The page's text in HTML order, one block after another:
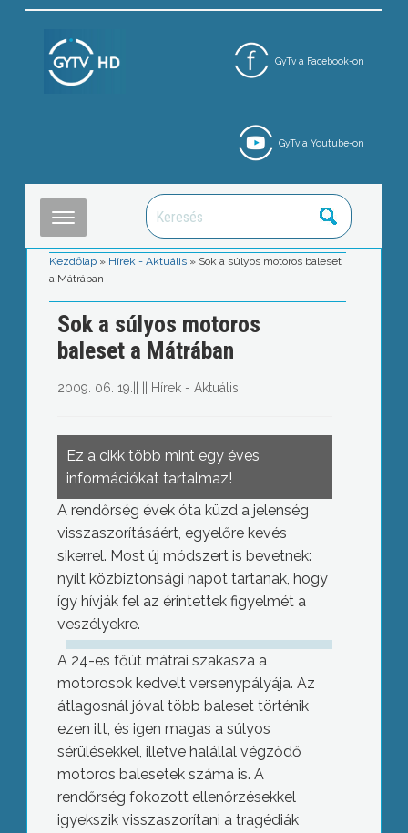
GyTv a Facebook-on
GyTv a Youtube-on
Kezdőlap » Hírek - Aktuális » Sok a súlyos motoros baleset
a Mátrában
Sok a súlyos motoros
baleset a Mátrában
2009. 06. 19. Hírek - Aktuális
Ez a cikk több mint egy éves
információkat tartalmaz!
A rendőrség évek óta küzd a jelenség
visszaszorításáért, egyelőre kevés
sikerrel. Most új módszert is bevetnek:
nyílt közbiztonsági napot tartanak, hogy
így hívják fel az érintettek figyelmét a
veszélyekre.
A 24-es főút mátrai szakasza a
motorosok kedvelt versenypályája. Az
átlagosnál jóval több baleset történik
ezen itt, és igen magas a súlyos
sérülésekkel, illetve halállal végződő
motoros balesetek száma is. A
rendőrség fokozott ellenőrzésekkel
igyekszik visszaszorítani a tragédiák